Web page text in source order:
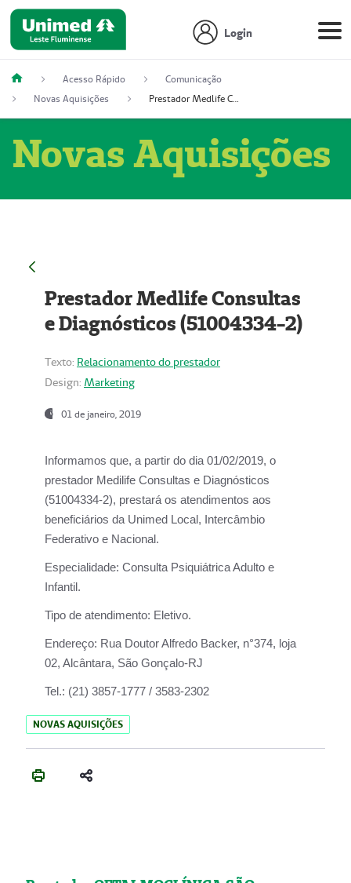
Login
Acesso Rápido
Comunicação
Novas Aquisições
Prestador Medlife Consultas e Diagnósticos (51004334-2)
Novas Aquisições
Prestador Medlife Consultas
e Diagnósticos (51004334-2)
Texto: Relacionamento do prestador
Design: Marketing
01 de janeiro, 2019
Informamos que, a partir do dia 01/02/2019, o
prestador Medilife Consultas e Diagnósticos
(51004334-2), prestará os atendimentos aos
beneficiários da Unimed Local, Intercâmbio
Federativo e Nacional.
Especialidade: Consulta Psiquiátrica Adulto e
Infantil.
Tipo de atendimento: Eletivo.
Endereço: Rua Doutor Alfredo Backer, n°374, loja
02, Alcântara, São Gonçalo-RJ
Tel.: (21) 3857-1777 / 3583-2302
NOVAS AQUISIÇÕES